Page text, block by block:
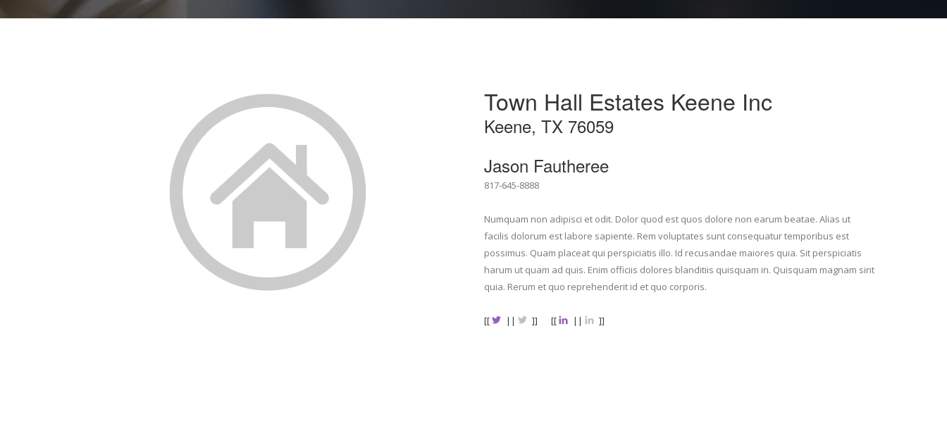
Town Hall Estates Keene Inc
Keene, TX 76059
Jason Fautheree
817-645-8888
Numquam non adipisci et odit. Dolor quod est quos dolore non earum beatae. Alias ut
facilis dolorum est labore sapiente. Rem voluptates sunt consequatur temporibus est
possimus. Quam placeat qui perspiciatis illo. Id recusandae maiores quia. Sit perspiciatis
harum ut quam ad quis. Enim officiis dolores blanditiis quisquam in. Quisquam magnam sint
quia. Rerum et quo reprehenderit id et quo corporis.
[[ || ]] [[ || ]]